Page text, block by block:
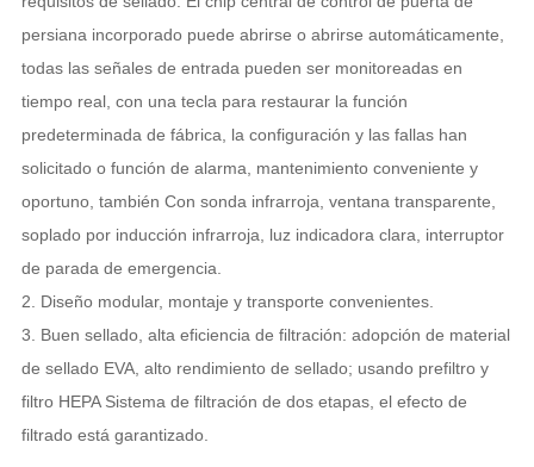
persiana incorporado puede abrirse o abrirse automáticamente,
todas las señales de entrada pueden ser monitoreadas en
tiempo real, con una tecla para restaurar la función
predeterminada de fábrica, la configuración y las fallas han
solicitado o función de alarma, mantenimiento conveniente y
oportuno, también Con sonda infrarroja, ventana transparente,
soplado por inducción infrarroja, luz indicadora clara, interruptor
de parada de emergencia.
2. Diseño modular, montaje y transporte convenientes.
3. Buen sellado, alta eficiencia de filtración: adopción de material
de sellado EVA, alto rendimiento de sellado; usando prefiltroy
filtro HEPASistema de filtración de dos etapas, el efecto de
filtrado está garantizado.